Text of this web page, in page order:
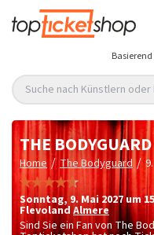
Suche nach Künstlern oder
THE BODYGUARD
Home / The Bodyguard /
Sonntag, 9. Mai 2027 um
FlevolandAlmere
Sind Sie ein Fan von The